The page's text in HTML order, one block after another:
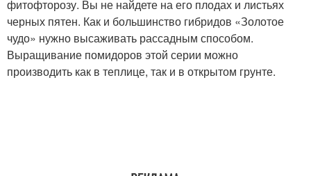
фитофторозу. Вы не найдете на его плодах и листьях
черных пятен. Как и большинство гибридов «Золотое
чудо» нужно высаживать рассадным способом.
Выращивание помидоров этой серии можно
производить как в теплице, так и в открытом грунте.